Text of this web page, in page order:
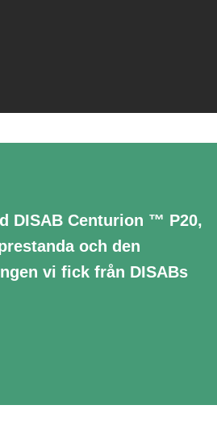
DISAB Centurion ™ P20,
och den
vi fick från DISABs